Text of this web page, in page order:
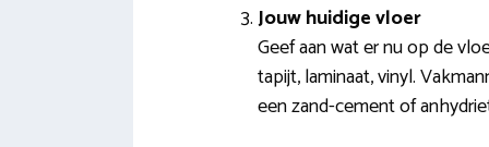
Jouw huidige vloer
Geef aan wat er nu op de
tapijt, laminaat, vinyl.
een zand-cement of